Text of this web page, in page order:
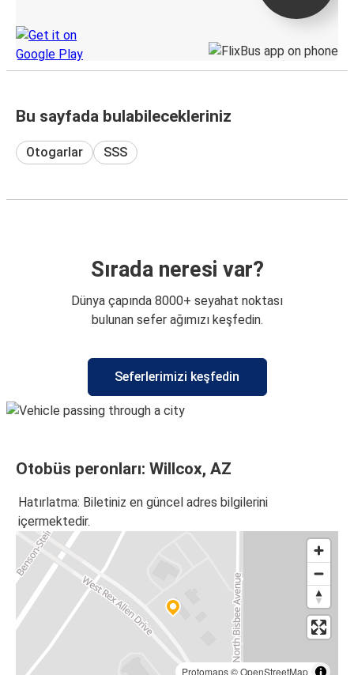
Bu sayfada bulabilecekleriniz
Otogarlar SSS
Sırada neresi var?
Dünya çapında 8000+ seyahat noktası
bulunan sefer ağımızı keşfedin.
Seferlerimizi keşfedin
Otobüs peronları: Willcox, AZ
Hatırlatma: Biletiniz en güncel adres bilgilerini
içermektedir.
Protomaps©OpenStreetMap